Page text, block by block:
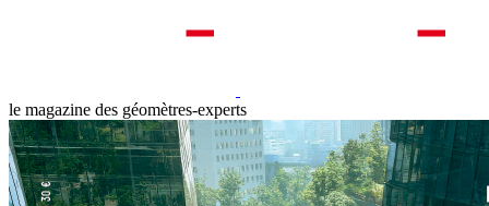
le magazine des géomètres-experts